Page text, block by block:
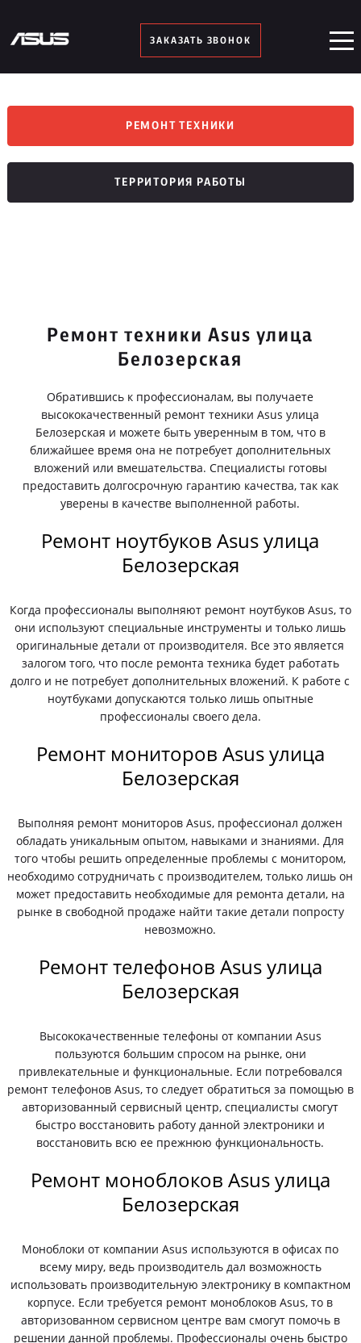
ЗАКАЗАТЬ ЗВОНОК
РЕМОНТ ТЕХНИКИ
ТЕРРИТОРИЯ РАБОТЫ
Ремонт техники Asus улица
Белозерская
Обратившись к профессионалам, вы получаете
высококачественный ремонт техники Asus улица
Белозерская и можете быть уверенным в том, что в
ближайшее время она не потребует дополнительных
вложений или вмешательства. Специалисты готовы
предоставить долгосрочную гарантию качества, так как
уверены в качестве выполненной работы.
Ремонт ноутбуков Asus улица
Белозерская
Когда профессионалы выполняют ремонт ноутбуков Asus, то
они используют специальные инструменты и только лишь
оригинальные детали от производителя. Все это является
залогом того, что после ремонта техника будет работать
долго и не потребует дополнительных вложений. К работе с
ноутбуками допускаются только лишь опытные
профессионалы своего дела.
Ремонт мониторов Asus улица
Белозерская
Выполняя ремонт мониторов Asus, профессионал должен
обладать уникальным опытом, навыками и знаниями. Для
того чтобы решить определенные проблемы с монитором,
необходимо сотрудничать с производителем, только лишь он
может предоставить необходимые для ремонта детали, на
рынке в свободной продаже найти такие детали попросту
невозможно.
Ремонт телефонов Asus улица
Белозерская
Высококачественные телефоны от компании Asus
пользуются большим спросом на рынке, они
привлекательные и функциональные. Если потребовался
ремонт телефонов Asus, то следует обратиться за помощью в
авторизованный сервисный центр, специалисты смогут
быстро восстановить работу данной электроники и
восстановить всю ее прежнюю функциональность.
Ремонт моноблоков Asus улица
Белозерская
Моноблоки от компании Asus используются в офисах по
всему миру, ведь производитель дал возможность
использовать производительную электронику в компактном
корпусе. Если требуется ремонт моноблоков Asus, то в
авторизованном сервисном центре вам смогут помочь в
решении данной проблемы. Профессионалы очень быстро